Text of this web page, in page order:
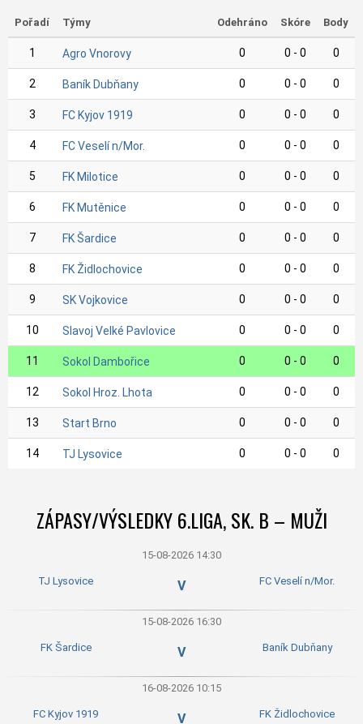
Pořadí Týmy Odehráno Skóre Body
1 Agro Vnorovy 0 0 - 0 0
2 Baník Dubňany 0 0 - 0 0
3 FC Kyjov 1919 0 0 - 0 0
4 FC Veselí n/Mor. 0 0 - 0 0
5 FK Milotice 0 0 - 0 0
6 FK Mutěnice 0 0 - 0 0
7 FK Šardice 0 0 - 0 0
8 FK Židlochovice 0 0 - 0 0
9 SK Vojkovice 0 0 - 0 0
10 Slavoj Velké Pavlovice 0 0 - 0 0
11 Sokol Dambořice 0 0 - 0 0
12 Sokol Hroz. Lhota 0 0 - 0 0
13 Start Brno 0 0 - 0 0
14 TJ Lysovice 0 0 - 0 0
ZÁPASY/VÝSLEDKY 6.LIGA, SK. B – MUŽI
15-08-2026 14:30
TJ Lysovice V FC Veselí n/Mor.
15-08-2026 16:30
FK Šardice V Baník Dubňany
16-08-2026 10:15
FC Kyjov 1919 V FK Židlochovice